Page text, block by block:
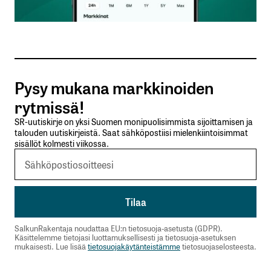
Sähköpostiosoitteesi
Tilaa SalkunRakentajan uutiskirje
Lähetä kommentti
Pysy mukana markkinoiden
rytmissä!
SR-uutiskirje on yksi Suomen monipuolisimmista sijoittamisen ja
talouden uutiskirjeistä. Saat sähköpostiisi mielenkiintoisimmat
sisällöt kolmesti viikossa.
SalkunRakentaja noudattaa EU:n tietosuoja-asetusta (GDPR).
Käsittelemme tietojasi luottamuksellisesti ja tietosuoja-asetuksen
mukaisesti. Lue lisäätietosuojakäytänteistämmetietosuojaselosteesta.